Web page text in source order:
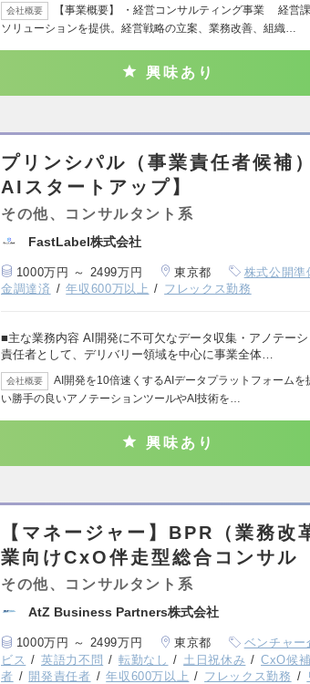
会社概要
【事業概要】 ・経営コンサルティング事業 経営
ソリューションを提供。経営戦略の立案、業務改善、組織…
興味あり
プリンシパル（事業責任者候
AIスタートアップ】
その他、コンサルタント系
FastLabel株式会社
1000万円 ～ 2499万円 東京都 株式公開準
金調達済
年収600万以上 フレックス勤務
■主な業務内容 AI開発に不可欠なデータ収集・アノテー
責任者として、デリバリー領域を中心に事業全体…
会社概要
AI開発を10倍速くするAIデータプラットフォームを
い勝手の良いアノテーションツールやAI技術を…
興味あり
【マネージャー】BPR（業務
業向けCxO伴走型総合コンサル
その他、コンサルタント系
AtZ Business Partners株式会社
1000万円 ～ 2499万円 東京都 ベンチャー
ビス
英語力不問 転勤なし 土日祝休み CxO候補
者
開発責任者 年収600万以上 フレックス勤務